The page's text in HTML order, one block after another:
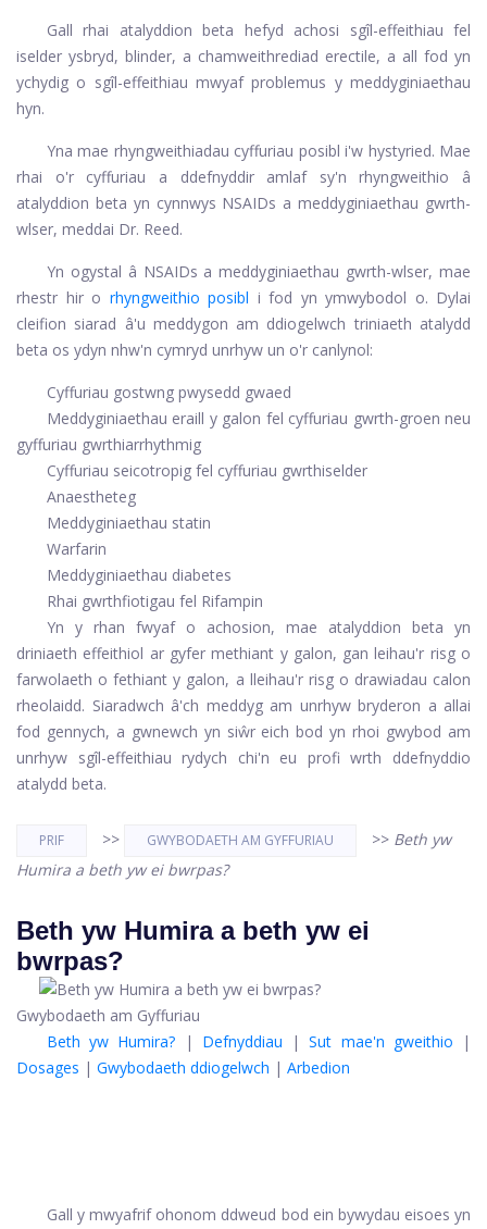
Gall rhai atalyddion beta hefyd achosi sgîl-effeithiau fel
iselder ysbryd, blinder, a chamweithrediad erectile, a all fod yn
ychydig o sgîl-effeithiau mwyaf problemus y meddyginiaethau
hyn.
Yna mae rhyngweithiadau cyffuriau posibl i'w hystyried. Mae
rhai o'r cyffuriau a ddefnyddir amlaf sy'n rhyngweithio â
atalyddion beta yn cynnwys NSAIDs a meddyginiaethau gwrth-
wlser, meddai Dr. Reed.
Yn ogystal â NSAIDs a meddyginiaethau gwrth-wlser, mae
rhestr hir o rhyngweithio posibl i fod yn ymwybodol o. Dylai
cleifion siarad â'u meddygon am ddiogelwch triniaeth atalydd
beta os ydyn nhw'n cymryd unrhyw un o'r canlynol:
Cyffuriau gostwng pwysedd gwaed
Meddyginiaethau eraill y galon fel cyffuriau gwrth-groen neu
gyffuriau gwrthiarrhythmig
Cyffuriau seicotropig fel cyffuriau gwrthiselder
Anaestheteg
Meddyginiaethau statin
Warfarin
Meddyginiaethau diabetes
Rhai gwrthfiotigau fel Rifampin
Yn y rhan fwyaf o achosion, mae atalyddion beta yn
driniaeth effeithiol ar gyfer methiant y galon, gan leihau'r risg o
farwolaeth o fethiant y galon, a lleihau'r risg o drawiadau calon
rheolaidd. Siaradwch â'ch meddyg am unrhyw bryderon a allai
fod gennych, a gwnewch yn siŵr eich bod yn rhoi gwybod am
unrhyw sgîl-effeithiau rydych chi'n eu profi wrth ddefnyddio
atalydd beta.
PRIF >> GWYBODAETH AM GYFFURIAU >> Beth yw
Humira a beth yw ei bwrpas?
Beth yw Humira a beth yw ei
bwrpas?
Gwybodaeth am Gyffuriau
Beth yw Humira? | Defnyddiau |Sut mae'n gweithio |
Dosages | Gwybodaeth ddiogelwch | Arbedion
Gall y mwyafrif ohonom ddweud bod ein bywydau eisoes yn